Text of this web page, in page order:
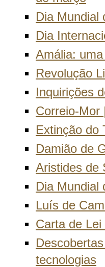
Dia Mundial
Dia
Amália:
Revolução
Inquirições
Correio-Mor
Extinção do
Damião de
Aristides de
Dia Mundial
Luís de
Carta de
tecnologias